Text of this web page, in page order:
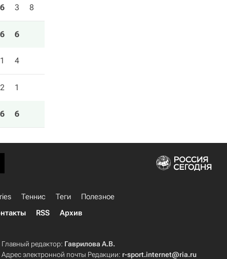
6 3 8
6 6
1 4
2 1
6 6
Теннис Теги
Полезное
RSS Архив
Главный редактор: Гаврилова А.В.
Адрес электронной почты Редакции: r-sport.internet@ria.ru